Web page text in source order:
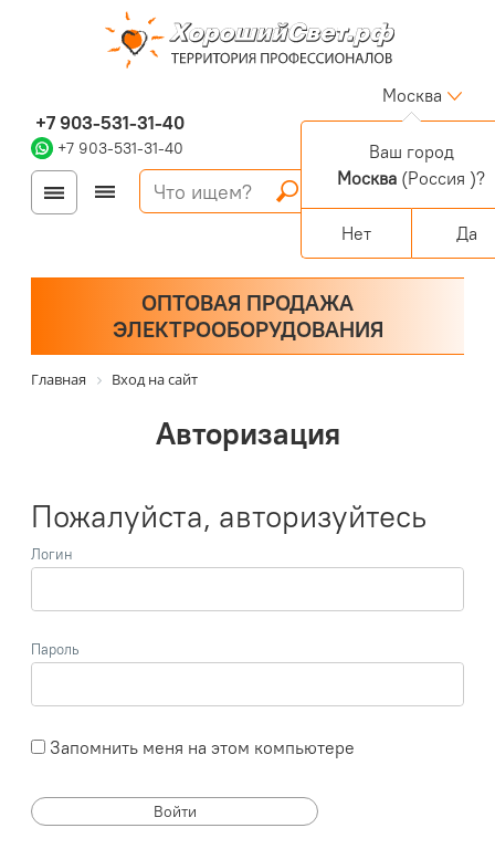
+7 903-531-31-40
+7 903-531-31-40
Москва
Войти
Регистрация
Корзина
0 позиций
Персональный раздел
ОПТОВАЯ ПРОДАЖА
ЭЛЕКТРООБОРУДОВАНИЯ
Главная Вход на сайт
Авторизация
Пожалуйста, авторизуйтесь
Логин
Пароль
Запомнить меня на этом компьютере
Ваш город
Москва (Россия )?
Нет Да